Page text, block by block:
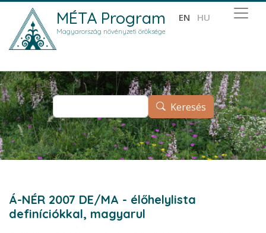
Ugrás a tartalomra
Keresés
MÉTA Program
Magyarország növényzeti öröksége
EN HU
Á-NÉR 2007 DE/MA - élőhelylista
definíciókkal, magyarul